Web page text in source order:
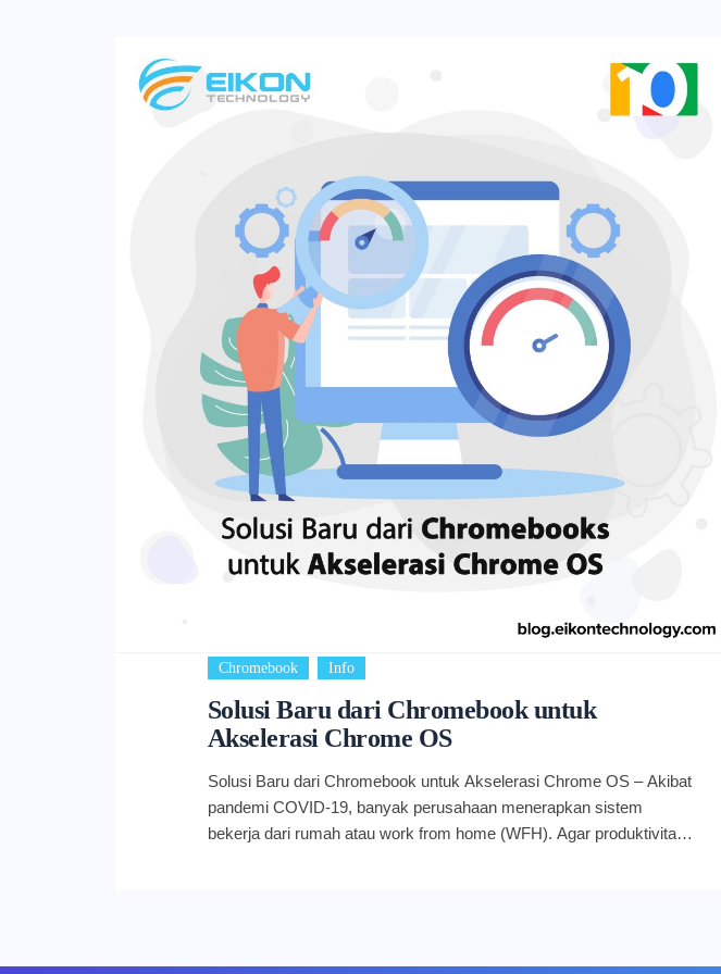
Chromebook Info
Solusi Baru dari Chromebook untuk
Akselerasi Chrome OS
Solusi Baru dari Chromebook untuk Akselerasi Chrome OS – Akibat
pandemi COVID-19, banyak perusahaan menerapkan sistem
bekerja dari rumah atau work from home (WFH). Agar produktivitas
perangkat Chromebook. Karena berbasis cloud, Chrome OS